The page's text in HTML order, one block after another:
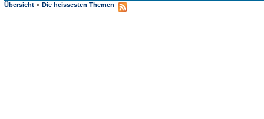
Übersicht » Die heissesten Themen